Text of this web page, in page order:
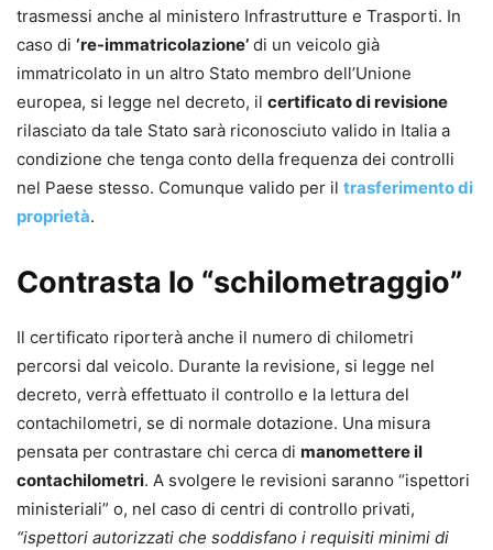
trasmessi anche al ministero Infrastrutture e Trasporti. In
caso di ‘re-immatricolazione’ di un veicolo già
immatricolato in un altro Stato membro dell’Unione
europea, si legge nel decreto, il certificato di revisione
rilasciato da tale Stato sarà riconosciuto valido in Italia a
condizione che tenga conto della frequenza dei controlli
nel Paese stesso. Comunque valido per il trasferimento di
proprietà.
Contrasta lo “schilometraggio”
Il certificato riporterà anche il numero di chilometri
percorsi dal veicolo. Durante la revisione, si legge nel
decreto, verrà effettuato il controllo e la lettura del
contachilometri, se di normale dotazione. Una misura
pensata per contrastare chi cerca di manomettere il
contachilometri. A svolgere le revisioni saranno “ispettori
ministeriali” o, nel caso di centri di controllo privati,
“ispettori autorizzati che soddisfano i requisiti minimi di